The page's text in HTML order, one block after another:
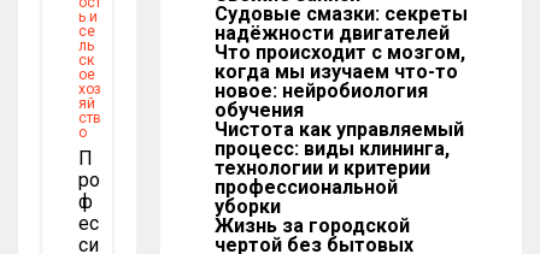
ь и
се
ль
ск
ое
хоз
яй
ств
о
П
Ро
Ф
Ес
Си
Судовые смазки: секреты
надёжности двигателей
Что происходит с мозгом,
когда мы изучаем что-то
новое: нейробиология
обучения
Чистота как управляемый
процесс: виды клининга,
технологии и критерии
профессиональной
уборки
Жизнь за городской
чертой без бытовых